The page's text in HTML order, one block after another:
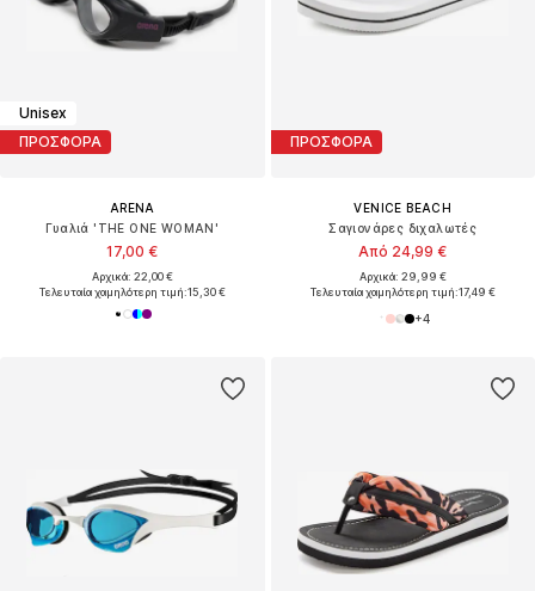
Unisex
ΠΡΟΣΦΟΡΑ
ARENA
Γυαλιά 'THE ONE WOMAN'
17,00 €
Αρχικά: 22,00 €
Τελευταία χαμηλότερη τιμή:15,30 €
ΠΡΟΣΦΟΡΑ
VENICE BEACH
Σαγιονάρες διχαλωτές
Από 24,99 €
Αρχικά: 29,99 €
Τελευταία χαμηλότερη τιμή:17,49 €
+4